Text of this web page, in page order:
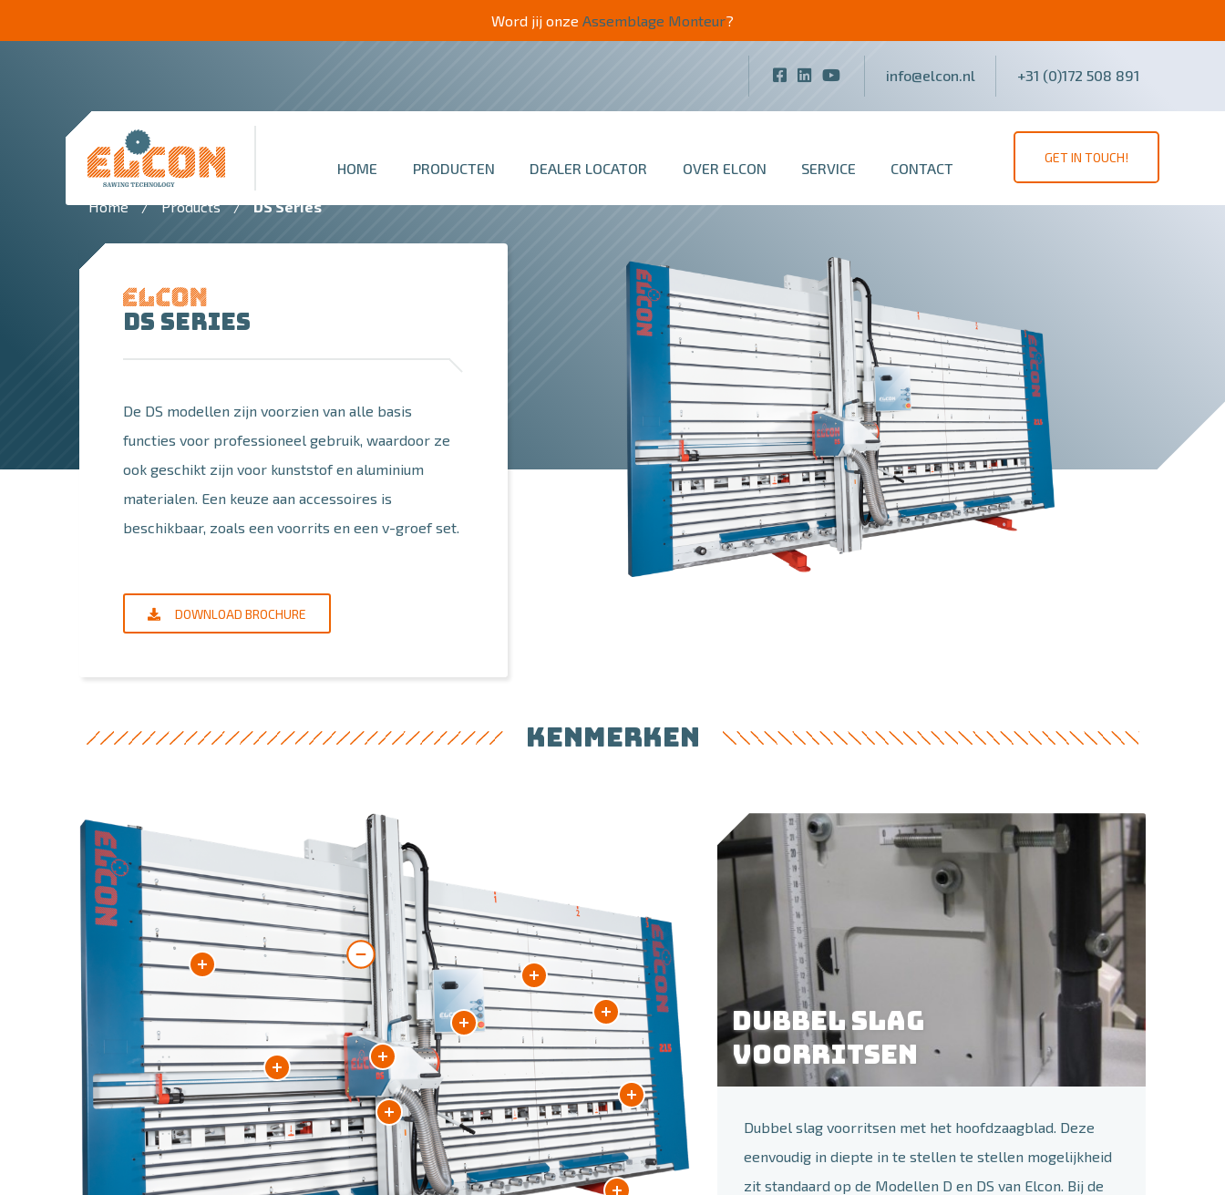
Word jij onze Assemblage Monteur?
info@elcon.nl +31 (0)172 508 891
HOME PRODUCTEN DEALER LOCATOR OVER ELCON SERVICE CONTACT
GET IN TOUCH!
Home / Products / DS Series
DS Series
De DS modellen zijn voorzien van alle basis
functies voor professioneel gebruik, waardoor ze
ook geschikt zijn voor kunststof en aluminium
materialen. Een keuze aan accessoires is
beschikbaar, zoals een voorrits en een v-groef set.
DOWNLOAD BROCHURE
KENMERKEN
Dubbel slag
voorritsen
Dubbel slag voorritsen met het hoofdzaagblad. Deze
eenvoudig in diepte in te stellen te stellen mogelijkheid
zit standaard op de Modellen D en DS van Elcon. Bij de